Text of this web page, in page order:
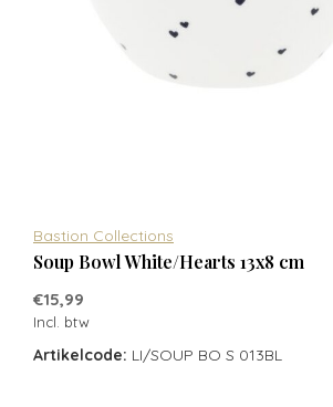
Bastion Collections
Soup Bowl White/Hearts 13x8 cm
€15,99
Incl. btw
Artikelcode: LI/SOUP BO S 013BL